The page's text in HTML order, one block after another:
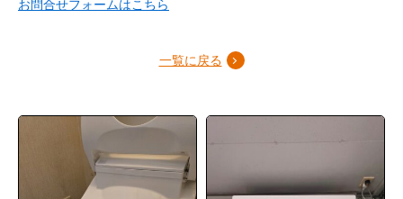
お問合せフォームはこちら
一覧に戻る